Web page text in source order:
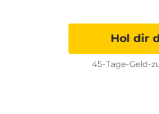
Hol dir
45-Tage-Geld-